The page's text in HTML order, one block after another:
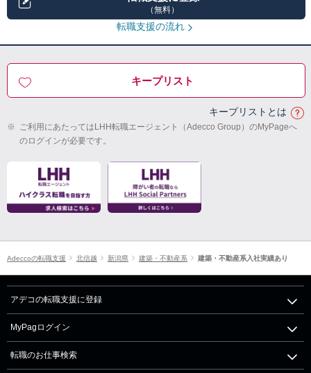
（無料）
転職支援の流れ
キープリスト
キープリストとは
※ ご利用にあたってはLHH転職エージェント（Adecco Group）のMyPageへ
のログインが必要です。
Adeccoの転職支援 北信越 新潟県 建築・不動産系 建築・不動産系入社実績あり
アデコの転職支援に登録
MyPagログイン
転職のお仕事検索